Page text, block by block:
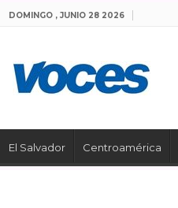
DOMINGO , JUNIO 28 2026
El Salvador Centroamérica